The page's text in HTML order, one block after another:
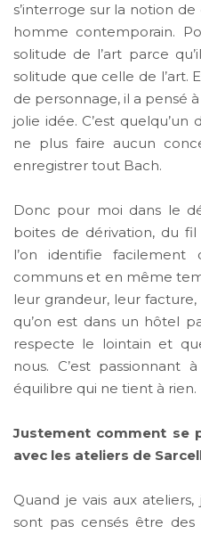
s’interroge sur la notion
homme contemporain.
solitude de l’art parce
solitude que celle de l’art.
de personnage, il a pensé
jolie idée. C’est
ne plus faire aucun
enregistrer tout Bach.
Donc pour moi dans le
boites de dérivation, du
l’on identifie
communs et en même
leur grandeur, leur facture,
qu’on est dans un hôtel
respecte le lointain et
nous. C’est passionnant
équilibre qui ne tient à rien.
Justement comment se
avec les ateliers de
Quand je vais aux
sont pas censés être des